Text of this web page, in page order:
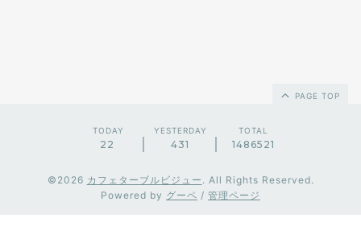
PAGE TOP
TODAY
22
YESTERDAY
431
TOTAL
1486521
©2026 カフェターブルビジュー . All Rights Reserved.
Powered by グーペ / 管理ページ